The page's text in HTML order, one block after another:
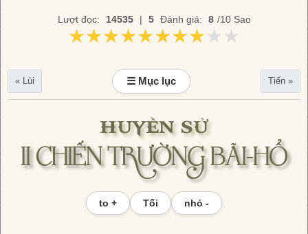
Lượt đọc: 14535 | 5 Đánh giá: 8 /10 Sao
★★★★★★★★★★
★★★★★★★★★★
« Lùi ☰ Mục lục Tiến »
HUYỀN SỬ
II CHIẾN TRƯỜNG BÃI-HỔ
to + Tối nhỏ -